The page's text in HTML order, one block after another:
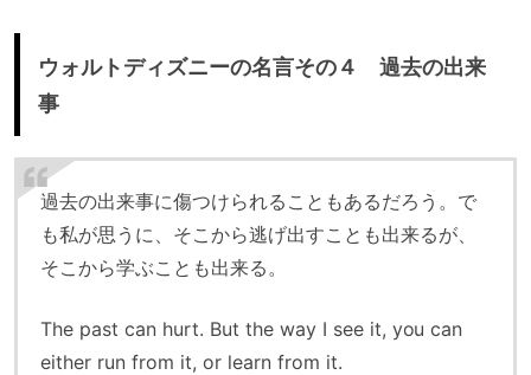
ウォルトディズニーの名言その４ 過去の出来
事
過去の出来事に傷つけられることもあるだろう。で
も私が思うに、そこから逃げ出すことも出来るが、
そこから学ぶことも出来る。
The past can hurt. But the way I see it, you can
either run from it, or learn from it.